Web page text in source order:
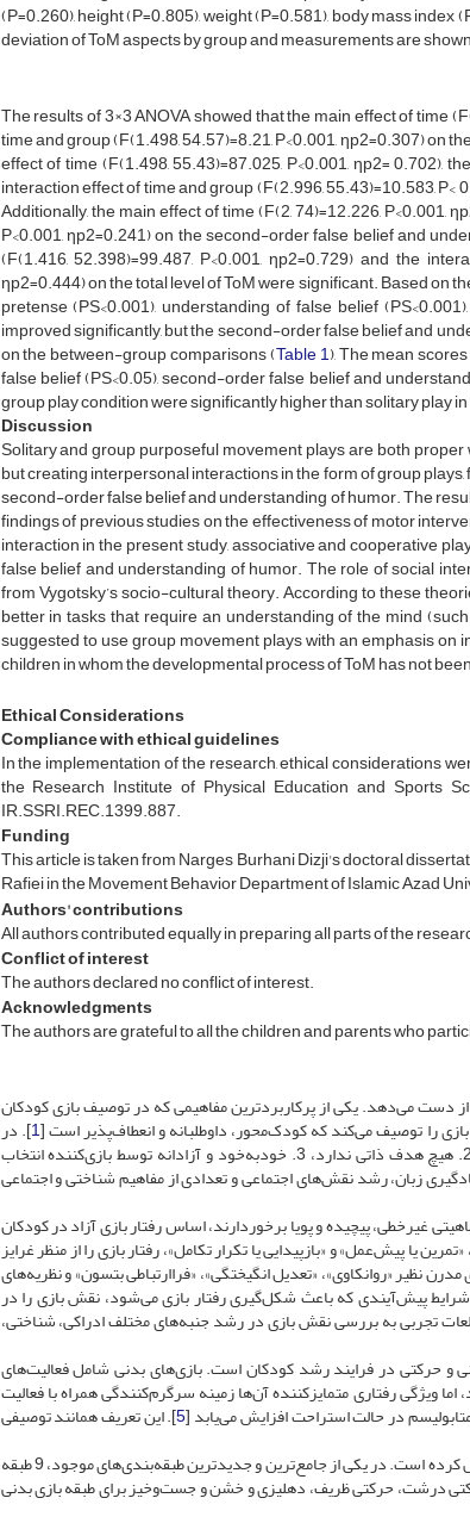
(P=0.260), height (P=0.805), weight (P=0.581), body mass
deviation of ToM aspects by group and measurements are
The results of 3×3 ANOVA showed that the main effect of time
time and group (F(1.498, 54.57)=8.21, P<0.001, ηp2=0.307) on
effect of time (F(1.498, 55.43)=87.025, P<0.001, ηp2= 0.702),
interaction effect of time and group (F(2.996, 55.43)=10.583,
Additionally, the main effect of time (F(2, 74)=12.226, P<0.001,
P<0.001, ηp2=0.241) on the second-order false belief and
(F(1.416, 52.398)=99.487, P<0.001, ηp2=0.729) and the
ηp2=0.444) on the total level of ToM were significant. Based on
pretense (PS<0.001), understanding of false belief
improved significantly, but the second-order false belief and
on the between-group comparisons (Table 1), The mean
false belief (PS<0.05), second-order false belief and
group play condition were significantly higher than solitary play
Discussion
Solitary and group purposeful movement plays are both
but creating interpersonal interactions in the form of group
second-order false belief and understanding of humor. The
findings of previous studies on the effectiveness of motor
interaction in the present study, associative and cooperative
false belief and understanding of humor. The role of social
from Vygotsky’s socio-cultural theory. According to these
better in tasks that require an understanding of the mind
suggested to use group movement plays with an emphasis
children in whom the developmental process of ToM has not
Ethical Considerations
Compliance with ethical guidelines
In the implementation of the research, ethical considerations
the Research Institute of Physical Education and Sports
IR.SSRI.REC.1399.887.
Funding
This article is taken from Narges Burhani Dizji's doctoral
Rafiei in the Movement Behavior Department of Islamic Azad
Authors' contributions
All authors contributed equally in preparing all parts of the
Conflict of interest
The authors declared no conflict of interest.
Acknowledgments
The authors are grateful to all the children and parents who
دست می‌دهد. یکی از پرکاربردترین مفاهیمی که در توصیف بازی کودکان
بازی را توصیف می‌کند که کودک‌محور، داوطلبانه و انعطاف‌پذیر است [1]. در
تلاش برای تعریف بازی آزاد، 5 ویژگی شناسایی شده‌است: 1. لذت‌بخش است، 2. هیچ هدف ذاتی ندارد، 3. خودبه‌خود و آزادانه توسط بازی‌کننده انتخاب
خلاقیت، حل مسئله، یادگیری زبان، رشد نقش‌های اجتماعی و تعدادی از مفاهیم شناختی و اجتماعی
غیرخطی، پیچیده و پویا برخوردارند، اساس رفتار بازی آزاد در کودکان
یا پیش‌عمل» و «بازپیدایی یا تکرار تکامل»، رفتار بازی را از منظر غرایز
نظیر «روانکاوی»، «تعدیل انگیختگی»، «فرا‌ارتباطی بتسون» و نظریه‌های
پیش‌آیندی که باعث شکل‌گیری رفتار بازی می‌شود، نقش بازی را در
تجربی به بررسی نقش بازی در رشد جنبه‌های مختلف ادراکی، شناختی،
و حرکتی در فرایند رشد کودکان است. بازی‌های بدنی شامل فعالیت‌های
ویژگی رفتاری متمایز‌کننده آن‌ها زمینه سرگرم‌کنندگی همراه با فعالیت
در حالت استراحت افزایش می‌یابد [5]. این تعریف همانند توصیفی
با‌این‌حال، گونه‌شناسی رفتار بازی کودکان، انواع مختلفی از بازی‌های بدنی را مشخص کرده ‌است. در یکی از جامع‌ترین و جدیدترین طبقه‌‌بندی‌های موجود، 9 طبقه
4 نوع بازی متشکل از بازی‌های حرکتی درشت، حرکتی ظریف، دهلیزی و خشن و جست‌وخیز برای طبقه بازی بدنی